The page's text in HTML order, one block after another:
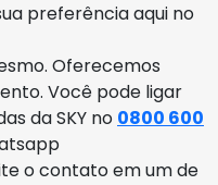
preferência aqui no
Oferecemos
Você pode ligar
da SKY no 0800 600
o contato em um de